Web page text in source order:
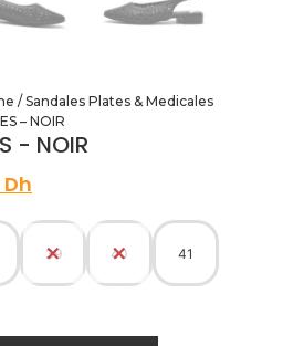
/ Sandales Plates & Medicales
– NOIR
- NOIR
Dh
39 40 41